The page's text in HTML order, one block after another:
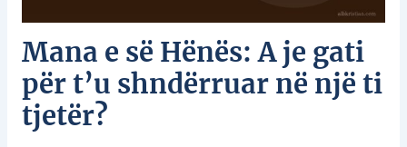
Mana e së Hënës: A je gati
për t’u shndërruar në një ti
tjetër?